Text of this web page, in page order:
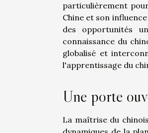
particulièrement
Chine et son
des opportunités
connaissance du
globalisé et
l'apprentissage du
Une porte
La maîtrise du